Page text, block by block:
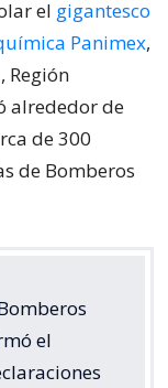
el gigantesco
Panimex,
Región
alrededor de
de 300
de Bomberos
el